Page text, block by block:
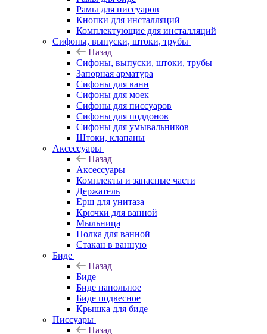
Рамы для писсуаров
Кнопки для инсталляций
Комплектующие для инсталляций
Сифоны, выпуски, штоки, трубы
Назад
Сифоны, выпуски, штоки, трубы
Запорная арматура
Сифоны для ванн
Сифоны для моек
Сифоны для писсуаров
Сифоны для поддонов
Сифоны для умывальников
Штоки, клапаны
Аксессуары
Назад
Аксессуары
Комплекты и запасные части
Держатель
Ерш для унитаза
Крючки для ванной
Мыльница
Полка для ванной
Стакан в ванную
Биде
Назад
Биде
Биде напольное
Биде подвесное
Крышка для биде
Писсуары
Назад